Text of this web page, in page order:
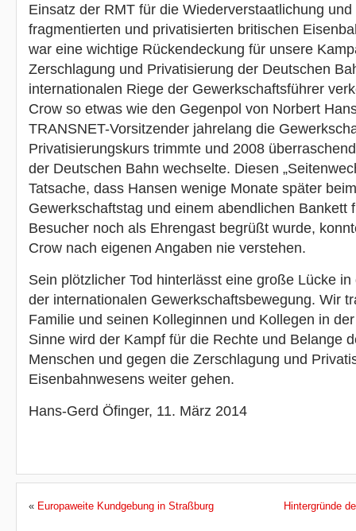
Einsatz der RMT für die Wiederverstaatlichung
fragmentierten und privatisierten britischen
war eine wichtige Rückendeckung für unsere
Zerschlagung und Privatisierung der Deutschen
internationalen Riege der Gewerkschaftsführer
Crow so etwas wie den Gegenpol von Norbert
TRANSNET-Vorsitzender jahrelang die
Privatisierungskurs trimmte und 2008
der Deutschen Bahn wechselte. Diesen
Tatsache, dass Hansen wenige Monate später
Gewerkschaftstag und einem abendlichen Bankett
Besucher noch als Ehrengast begrüßt wurde,
Crow nach eigenen Angaben nie verstehen.
Sein plötzlicher Tod hinterlässt eine große Lücke
der internationalen Gewerkschaftsbewegung. Wir
Familie und seinen Kolleginnen und Kollegen in
Sinne wird der Kampf für die Rechte und Belange
Menschen und gegen die Zerschlagung und
Eisenbahnwesens weiter gehen.
Hans-Gerd Öfinger, 11. März 2014
« Europaweite Kundgebung in Straßburg Hintergründe